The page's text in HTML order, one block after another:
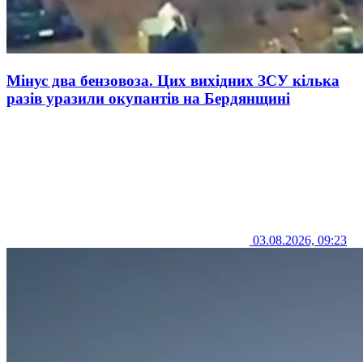
Мінус два бензовоза. Цих вихідних ЗСУ кілька
разів уразили окупантів на Бердянщині
03.08.2026, 09:23